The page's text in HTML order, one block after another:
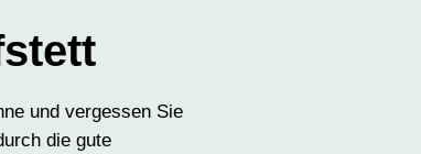
und vergessen Sie
die gute